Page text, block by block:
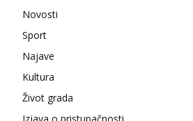
Novosti
Sport
Najave
Kultura
Život grada